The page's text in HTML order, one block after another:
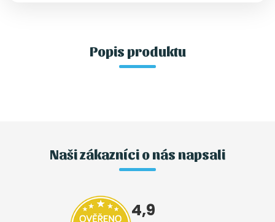
Popis produktu
Naši zákazníci o nás napsali
4,9